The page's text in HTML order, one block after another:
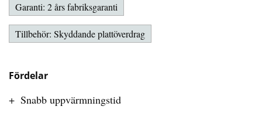
Fördelar
Snabb uppvärmningstid
Garanti: 2 års fabriksgaranti
Tillbehör: Skyddande plattöverdrag